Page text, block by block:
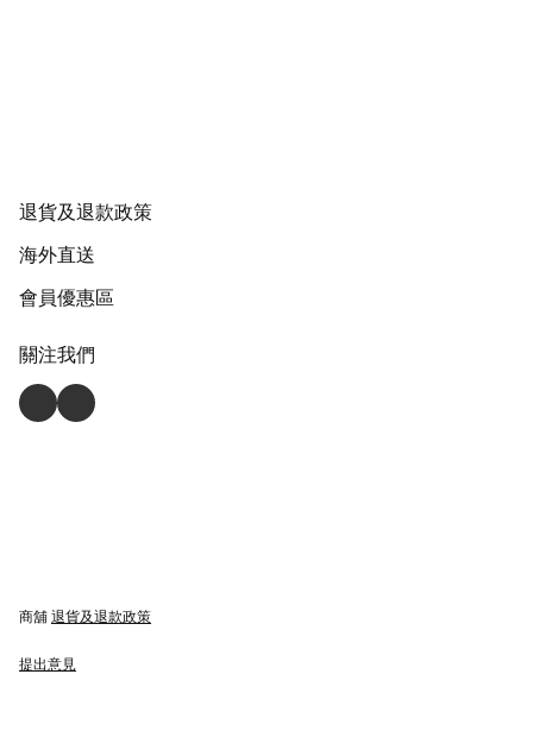
退貨及退款政策
海外直送
會員優惠區
關注我們
商舖 退貨及退款政策
提出意見